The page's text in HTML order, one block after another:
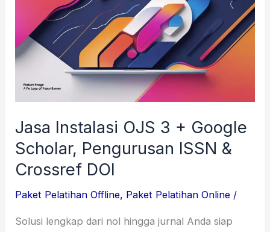
Jasa Instalasi OJS 3 + Google
Scholar, Pengurusan ISSN &
Crossref DOI
Paket Pelatihan Offline, Paket Pelatihan Online /
Solusi lengkap dari nol hingga jurnal Anda siap
+
Google
Scholar,
Pengurusan
ISSN
Crossref
DOI